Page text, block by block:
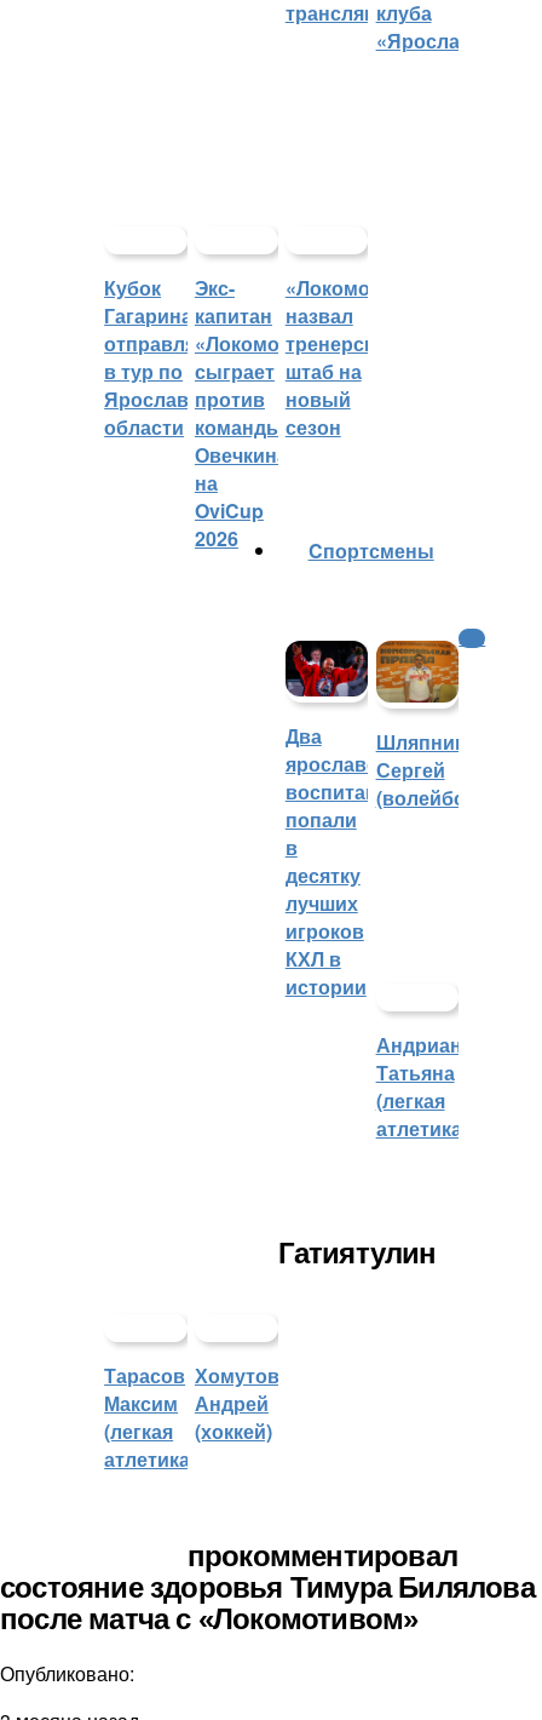
трансляцийклуба
«Ярославич»
Кубок
Гагарина
отправляется
в тур по
Ярославской
области
Экс-
капитан
«Локомотива»
сыграет
против
команды
Овечкина
на
OviCup
2026
«Локомотив»
назвал
тренерский
штаб на
новый
сезон
Cпортсмены
Два
ярославских
воспитанника
попали
в
десятку
лучших
игроков
КХЛ в
истории
Шляпников
Сергей
(волейбол)
Андрианова
Татьяна
(легкая
атлетика)
Тарасов
Максим
(легкая
атлетика)
Хомутов
Андрей
(хоккей)
КХЛ
Гатиятулин
прокомментировал
состояние здоровья Тимура Билялова
после матча с «Локомотивом»
Опубликовано: